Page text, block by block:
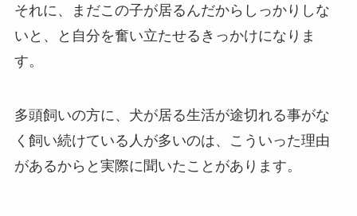
それに、まだこの子が居るんだからしっかりしな
いと、と自分を奮い立たせるきっかけになりま
す。
多頭飼いの方に、犬が居る生活が途切れる事がな
く飼い続けている人が多いのは、こういった理由
があるからと実際に聞いたことがあります。